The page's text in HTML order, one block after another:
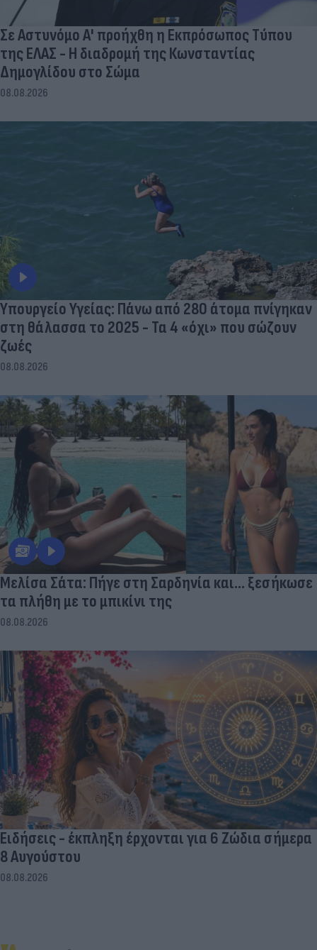
Σε Αστυνόμο Α' προήχθη η Εκπρόσωπος Τύπου
της ΕΛΑΣ - Η διαδρομή της Κωνσταντίας
Δημογλίδου στο Σώμα
08.08.2026
Υπουργείο Υγείας: Πάνω από 280 άτομα πνίγηκαν
στη θάλασσα το 2025 - Τα 4 «όχι» που σώζουν
ζωές
08.08.2026
Μελίσα Σάτα: Πήγε στη Σαρδηνία και... ξεσήκωσε
τα πλήθη με το μπικίνι της
08.08.2026
Ειδήσεις - έκπληξη έρχονται για 6 Ζώδια σήμερα
8 Αυγούστου
08.08.2026